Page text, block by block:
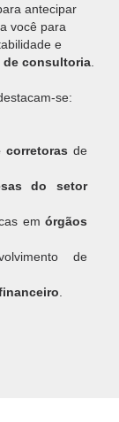
antecipar
você para
e
de consultoria.
se:
corretoras de
do setor
em órgãos
de
.